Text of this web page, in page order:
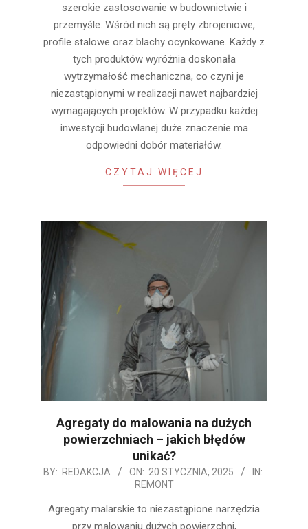
szerokie zastosowanie w budownictwie i
przemyśle. Wśród nich są pręty zbrojeniowe,
profile stalowe oraz blachy ocynkowane. Każdy z
tych produktów wyróżnia doskonała
wytrzymałość mechaniczna, co czyni je
niezastąpionymi w realizacji nawet najbardziej
wymagających projektów. W przypadku każdej
inwestycji budowlanej duże znaczenie ma
odpowiedni dobór materiałów.
CZYTAJ WIĘCEJ
Agregaty do malowania na dużych
powierzchniach – jakich błędów
unikać?
2025-
20
BY: REDAKCJA ON: 20 STYCZNIA, 2025
IN:
REMONT
Agregaty malarskie to niezastąpione narzędzia
przy malowaniu dużych powierzchni,